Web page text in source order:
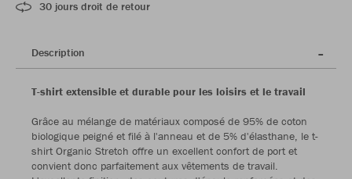
30 jours droit de retour
Description
T-shirt extensible et durable pour les loisirs et le travail
Grâce au mélange de matériaux composé de 95% de coton
biologique peigné et filé à l'anneau et de 5% d'élasthane, le t-
shirt Organic Stretch offre un excellent confort de port et
convient donc parfaitement aux vêtements de travail.